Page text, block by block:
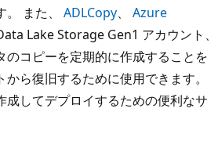
また、 ADLCopy、 Azure
Lake Storage Gen1 アカウント、
コピーを定期的に作成することを
ら復旧するために使用できます。
してデプロイするための便利なサ